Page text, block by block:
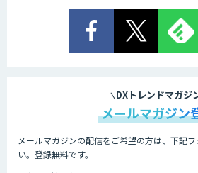
DXトレンドマガジ
メールマガジン
メールマガジンの配信をご希望の方は、下記
い。登録無料です。